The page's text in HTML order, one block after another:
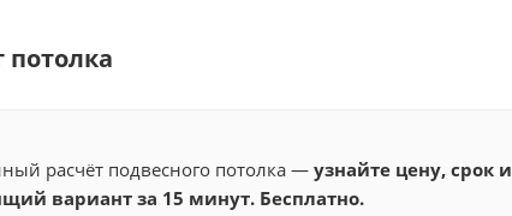
потолка
расчёт подвесного потолка —узнайте цену, срок и
вариант за 15 минут. Бесплатно.